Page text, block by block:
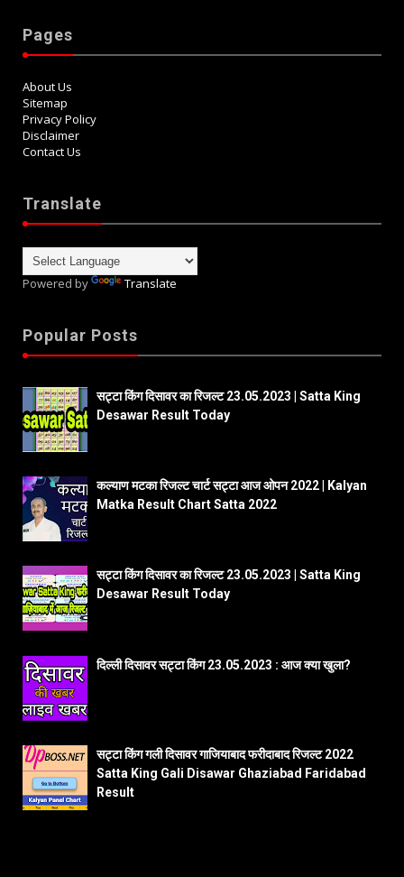
Pages
About Us
Sitemap
Privacy Policy
Disclaimer
Contact Us
Translate
Powered by Translate
Popular Posts
सट्टा किंग दिसावर का रिजल्ट 23.05.2023 | Satta King
Desawar Result Today
कल्याण मटका रिजल्ट चार्ट सट्टा आज ओपन 2022 | Kalyan
Matka Result Chart Satta 2022
सट्टा किंग दिसावर का रिजल्ट 23.05.2023 | Satta King
Desawar Result Today
दिल्ली दिसावर सट्टा किंग 23.05.2023 : आज क्या खुला?
सट्टा किंग गली दिसावर गाजियाबाद फरीदाबाद रिजल्ट 2022
Satta King Gali Disawar Ghaziabad Faridabad
Result